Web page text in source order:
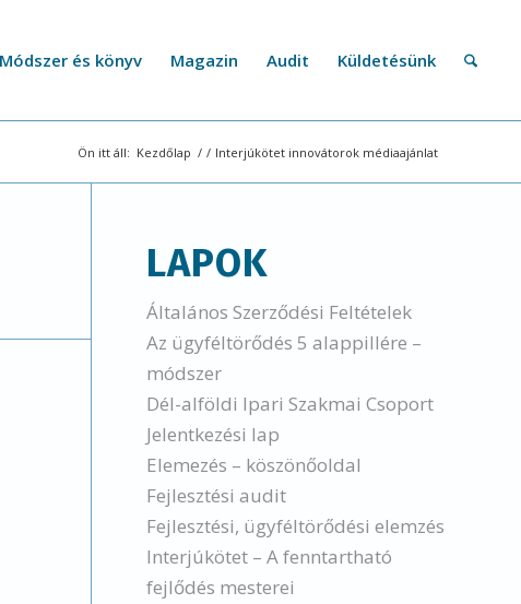
Módszer és könyv Magazin Audit Küldetésünk
Ön itt áll: Kezdőlap / / Interjúkötet innovátorok médiaajánlat
LAPOK
Általános Szerződési Feltételek
Az ügyféltörődés 5 alappillére –
módszer
Dél-alföldi Ipari Szakmai Csoport
Jelentkezési lap
Elemezés – köszönőoldal
Fejlesztési audit
Fejlesztési, ügyféltörődési elemzés
Interjúkötet – A fenntartható
fejlődés mesterei